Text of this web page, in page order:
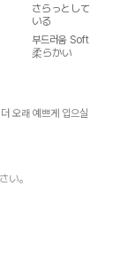
さらっとして
いる
부드러움 Soft
柔らかい
오래 예쁘게 입으실
い。